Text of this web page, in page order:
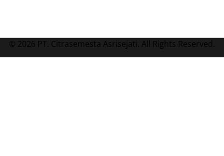
© 2026 PT. Citrasemesta Asrisejati. All Rights Reserved.